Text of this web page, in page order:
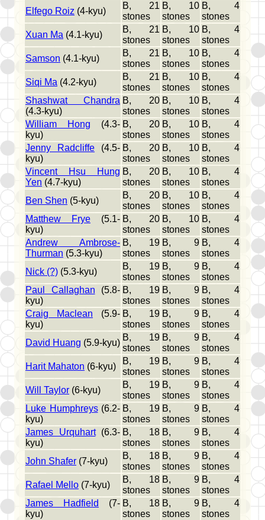
Elfego Roiz (4-kyu)
B, 21
stones
B, 10
stones
B, 4
stones
Xuan Ma (4.1-kyu)
B, 21
stones
B, 10
stones
B, 4
stones
Samson (4.1-kyu)
B, 21
stones
B, 10
stones
B, 4
stones
Siqi Ma (4.2-kyu)
B, 21
stones
B, 10
stones
B, 4
stones
Shashwat Chandra
(4.3-kyu)
B, 20
stones
B, 10
stones
B, 4
stones
William Hong (4.3-
kyu)
B, 20
stones
B, 10
stones
B, 4
stones
Jenny Radcliffe (4.5-
kyu)
B, 20
stones
B, 10
stones
B, 4
stones
Vincent Hsu Hung
Yen (4.7-kyu)
B, 20
stones
B, 10
stones
B, 4
stones
Ben Shen (5-kyu)
B, 20
stones
B, 10
stones
B, 4
stones
Matthew Frye (5.1-
kyu)
B, 20
stones
B, 10
stones
B, 4
stones
Andrew Ambrose-
Thurman (5.3-kyu)
B, 19
stones
B, 9
stones
B, 4
stones
Nick (?) (5.3-kyu)
B, 19
stones
B, 9
stones
B, 4
stones
Paul Callaghan (5.8-
kyu)
B, 19
stones
B, 9
stones
B, 4
stones
Craig Maclean (5.9-
kyu)
B, 19
stones
B, 9
stones
B, 4
stones
David Huang (5.9-kyu)
B, 19
stones
B, 9
stones
B, 4
stones
Harit Mahaton (6-kyu)
B, 19
stones
B, 9
stones
B, 4
stones
Will Taylor (6-kyu)
B, 19
stones
B, 9
stones
B, 4
stones
Luke Humphreys(6.2-
kyu)
B, 19
stones
B, 9
stones
B, 4
stones
James Urquhart(6.3-
kyu)
B, 18
stones
B, 9
stones
B, 4
stones
John Shafer (7-kyu)
B, 18
stones
B, 9
stones
B, 4
stones
Rafael Mello (7-kyu)
B, 18
stones
B, 9
stones
B, 4
stones
James Hadfield
(7-
kyu)
B, 18
stones
B, 9
stones
B, 4
stones